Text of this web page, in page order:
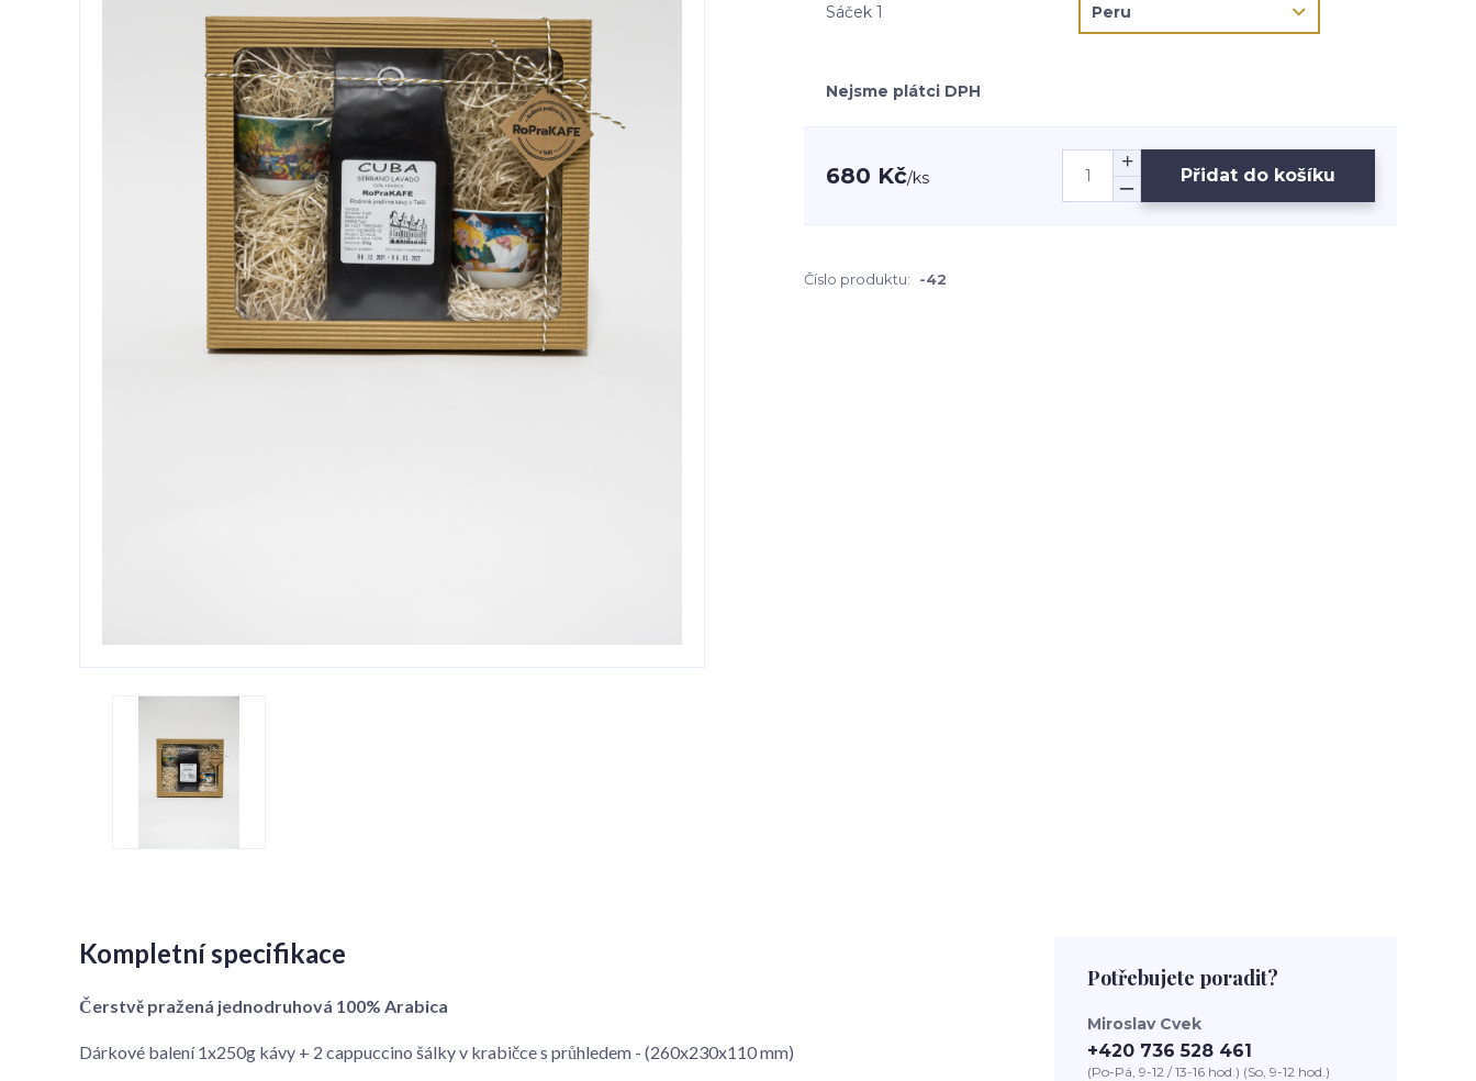
Sáček 1
Nejsme plátci DPH
680 Kč/ks Přidat do košíku
Číslo produktu: -42
Kompletní specifikace
Čerstvě pražená jednodruhová 100% Arabica
Dárkové balení 1x250g kávy + 2 cappuccino šálky v krabičce s průhledem - (260x230x110 mm)
Potřebujete poradit?
Miroslav Cvek
+420 736 528 461
(Po-Pá, 9-12 / 13-16 hod.) (So, 9-12 hod.)